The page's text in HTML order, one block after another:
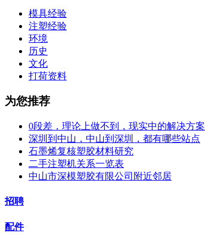
模具经验
注塑经验
环境
历史
文化
打荷资料
为您推荐
0段差，理论上做不到，现实中的解决方案
深圳到中山，中山到深圳，都有哪些站点
石墨烯复核塑胶材料研究
二手注塑机关系一览表
中山市深模塑胶有限公司附近邻居
招聘
配件